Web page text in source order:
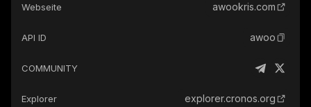
Webseite awookris.com
API ID awoo
COMMUNITY
Explorer explorer.cronos.org